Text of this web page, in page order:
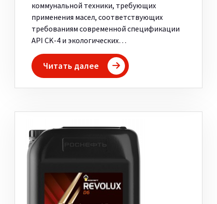
коммунальной техники, требующих
применения масел, соответствующих
требованиям современной спецификации
API CK-4 и экологических…
Читать далее